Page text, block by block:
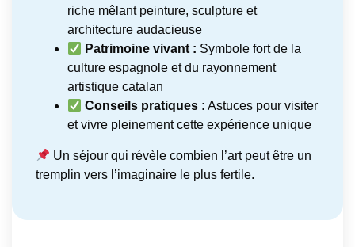
riche mêlant peinture, sculpture et
architecture audacieuse
Patrimoine vivant : Symbole fort de la
culture espagnole et du rayonnement
artistique catalan
Conseils pratiques : Astuces pour visiter
et vivre pleinement cette expérience unique
Un séjour qui révèle combien l’art peut être un
tremplin vers l’imaginaire le plus fertile.